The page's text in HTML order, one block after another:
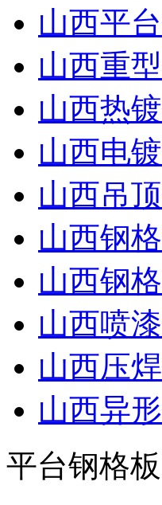
山西平
山西重
山西热
山西电
山西吊
山西钢
山西钢
山西喷
山西压
山西异
平台钢格